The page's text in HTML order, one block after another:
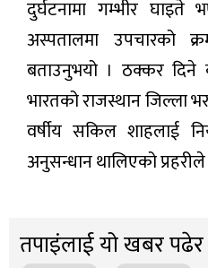
दुर्घटनामा गम्भीर घाइते
अस्पतालमा उपचारको
बताउनुभयो । ठक्कर
भारतको राजस्थान जिल्ला
वर्षीय सकिल शाहलाई
अनुसन्धान थालिएको
तपाइंलाई यो खबर पढेर